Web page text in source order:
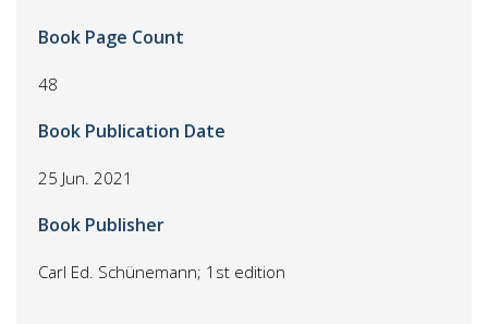
Book Page Count
48
Book Publication Date
25 Jun. 2021
Book Publisher
Carl Ed. Schünemann; 1st edition